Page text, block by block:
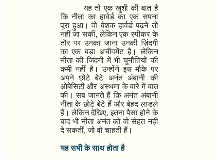
यह तो एक खुशी की बात है
कि नीता का हार्वर्ड का एक सपना
पूरा हुआ। वो बेशक हार्वर्ड पढ़ने तो
नहीं जा सकीं,लेकिन एक स्पीकर के
तौर पर उनका जाना उनकी ज़िंदगी
का एक बड़ा अचीवमेंट है। लेकिन
नीता की जिंदगी में भी चुनौतियों की
कमी नहीं है। उन्होंने इस मौके पर
अपने छोटे बेटे अनंत अंबानी की
ओबेसिटी और अस्थमा के बारे में बात
की। सब जानते हैं कि अनंत अंबानी
नीता के छोटे बेटे हैं और बेहद लाडले
हैं। लेकिन देखिए,इतना पैसा होने के
बाद भी नीता अनंत को वो सेहत नहीं
दे सकतीं,जो वो चाहती हैं।
यह सभी के साथ होता है